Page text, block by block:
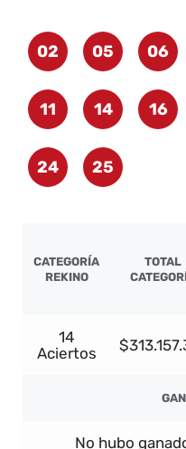
02 05 06
11 14 16
24 25
CATEGORÍA
REKINO
TOTAL
14
Aciertos
No hubo